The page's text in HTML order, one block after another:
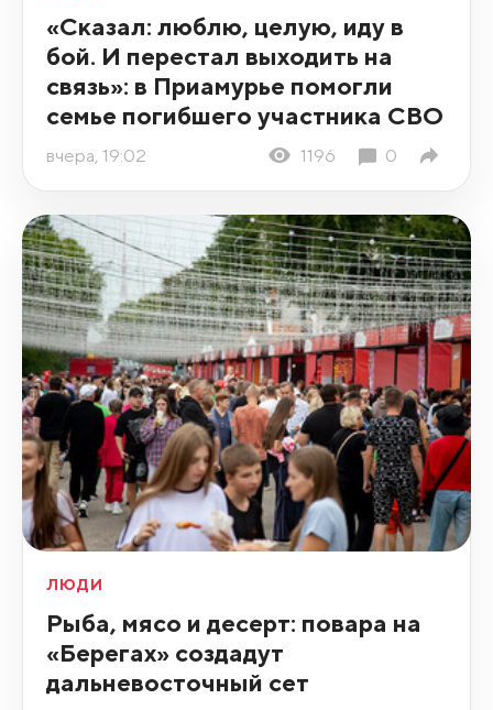
«Сказал: люблю, целую, иду в
бой. И перестал выходить на
связь»: в Приамурье помогли
семье погибшего участника СВО
вчера, 19:02 1196 0
ЛЮДИ
Рыба, мясо и десерт: повара на
«Берегах» создадут
дальневосточный сет